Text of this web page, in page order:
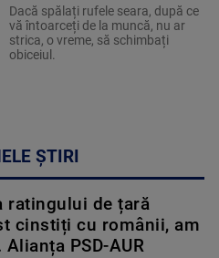
Dacă spălați rufele seara, după ce
vă întoarceți de la muncă, nu ar
strica, o vreme, să schimbați
obiceiul.
ȘTIRI
ratingului de țară
cinstiți cu românii, am
PSD-AUR